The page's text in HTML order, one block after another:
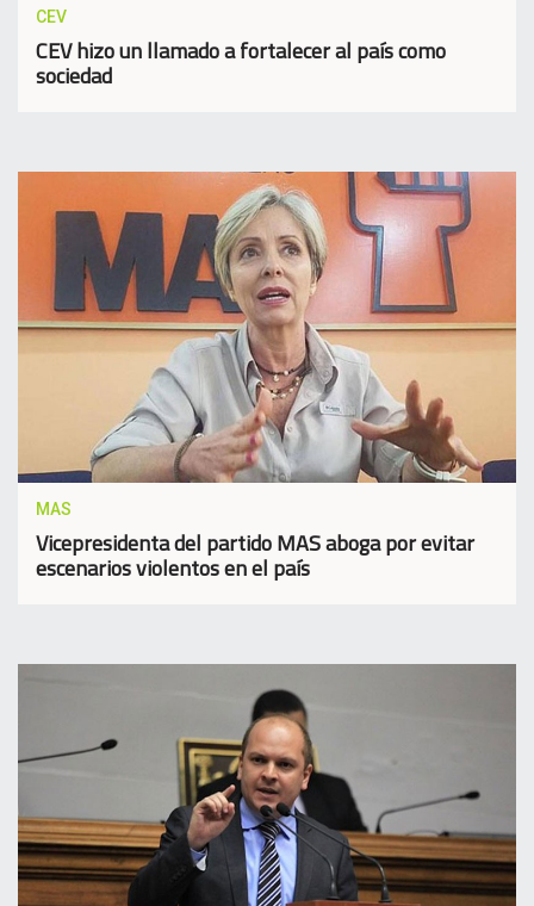
CEV
CEV hizo un llamado a fortalecer al país como
sociedad
MAS
Vicepresidenta del partido MAS aboga por evitar
escenarios violentos en el país